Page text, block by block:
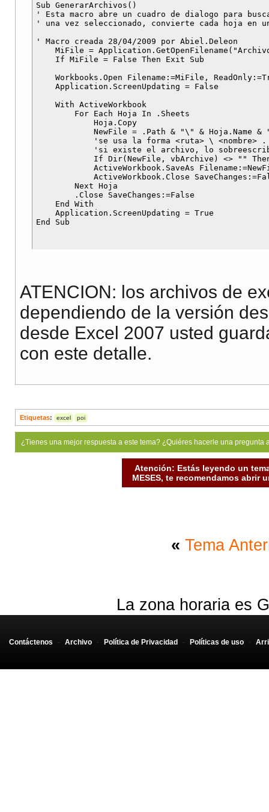
Sub GenerarArchivos()
' Esta macro abre un cuadro de dialogo para
' una vez seleccionado, convierte cada hoja en
' Macro creada 28/04/2009 por Abiel.Deleon
MiFile =
If MiFile = False Then Exit Sub
Workbooks.Open Filename:=MiFile,
Application.ScreenUpdating = False
    With ActiveWorkbook
For Each Hoja In .Sheets
            Hoja.Copy
NewFile = .Path & "\" & Hoja.Name &
'se usa la forma <ruta> \ <nombre>
'si existe el archivo, lo
If Dir(NewFile, vbArchive) <> ""
ActiveWorkbook.SaveAs
ActiveWorkbook.Close
        Next Hoja
.Close SaveChanges:=False
    End With
    Application.ScreenUpdating = True
ATENCION: los archivos de
dependiendo de la versión
desde Excel 2007 usted
con este detalle.
Etiquetas: excel poi
¿Tienes una mejor respuesta a este tema? ¿Quiéres hacerle una
Atención: Estás leyendo un
MESES, te recomendamos abrir
« Tema
La zona horaria es
Contáctenos - Archivo - Política de Privacidad - Políticas de uso -